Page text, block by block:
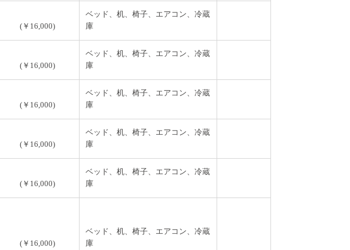
(￥16,000)
ベッド、机、椅子、エアコン、冷蔵
庫
(￥16,000)
ベッド、机、椅子、エアコン、冷蔵
庫
(￥16,000)
ベッド、机、椅子、エアコン、冷蔵
庫
(￥16,000)
ベッド、机、椅子、エアコン、冷蔵
庫
(￥16,000)
ベッド、机、椅子、エアコン、冷蔵
庫
(￥16,000)
ベッド、机、椅子、エアコン、冷蔵
庫